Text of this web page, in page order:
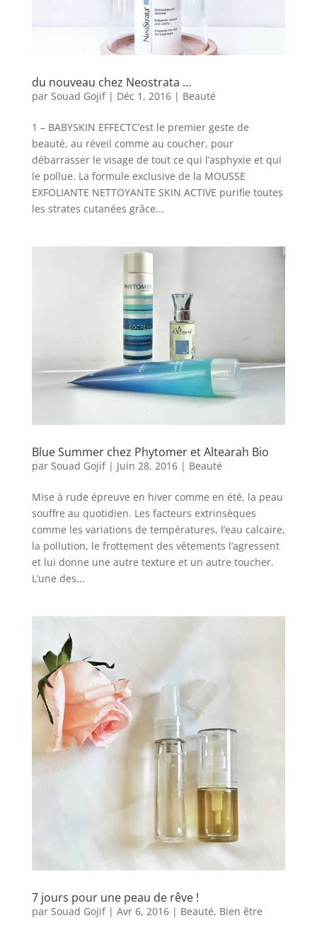
du nouveau chez Neostrata …
par Souad Gojif| Déc 1, 2016| Beauté
1 – BABYSKIN EFFECTC’est le premier geste de
beauté, au réveil comme au coucher, pour
débarrasser le visage de tout ce qui l’asphyxie et qui
le pollue. La formule exclusive de la MOUSSE
EXFOLIANTE NETTOYANTE SKIN ACTIVE purifie toutes
les strates cutanées grâce...
Blue Summer chez Phytomer et Altearah Bio
par Souad Gojif| Juin 28, 2016| Beauté
Mise à rude épreuve en hiver comme en été, la peau
souffre au quotidien. Les facteurs extrinsèques
comme les variations de températures, l’eau calcaire,
la pollution, le frottement des vêtements l’agressent
et lui donne une autre texture et un autre toucher.
L’une des...
7 jours pour une peau de rêve !
par Souad Gojif| Avr 6, 2016| Beauté, Bien être